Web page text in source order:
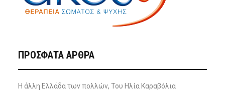
ΠΡΌΣΦΑΤΑ ΆΡΘΡΑ
Η άλλη Ελλάδα των πολλών, Του Ηλία Καραβόλια